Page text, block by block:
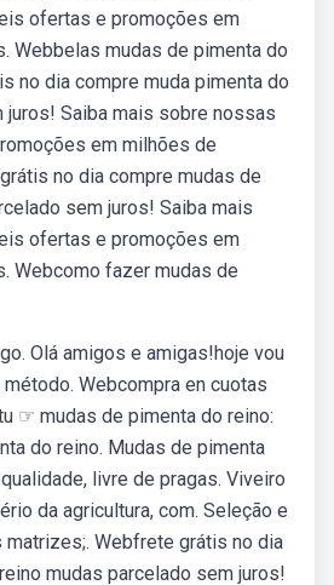
ofertas e promoções em
Webbelas mudas de pimenta do
no dia compre muda pimenta do
juros! Saiba mais sobre nossas
em milhões de
no dia compre mudas de
sem juros! Saiba mais
ofertas e promoções em
Webcomo fazer mudas de
Olá amigos e amigas!hoje vou
Webcompra en cuotas
☞ mudas de pimenta do reino:
do reino. Mudas de pimenta
livre de pragas. Viveiro
da agricultura, com. Seleção e
matrizes;. Webfrete grátis no dia
mudas parcelado sem juros!